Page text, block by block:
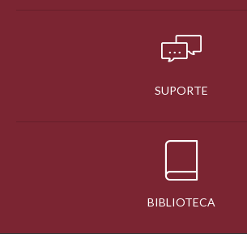
SUPORTE
BIBLIOTECA